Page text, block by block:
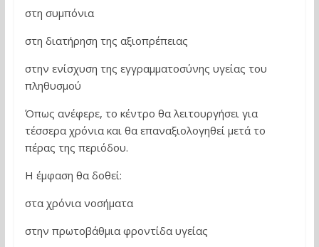
στη συμπόνια
στη διατήρηση της αξιοπρέπειας
στην ενίσχυση της εγγραμματοσύνης υγείας του
πληθυσμού
Όπως ανέφερε, το κέντρο θα λειτουργήσει για
τέσσερα χρόνια και θα επαναξιολογηθεί μετά το
πέρας της περιόδου.
Η έμφαση θα δοθεί:
στα χρόνια νοσήματα
στην πρωτοβάθμια φροντίδα υγείας